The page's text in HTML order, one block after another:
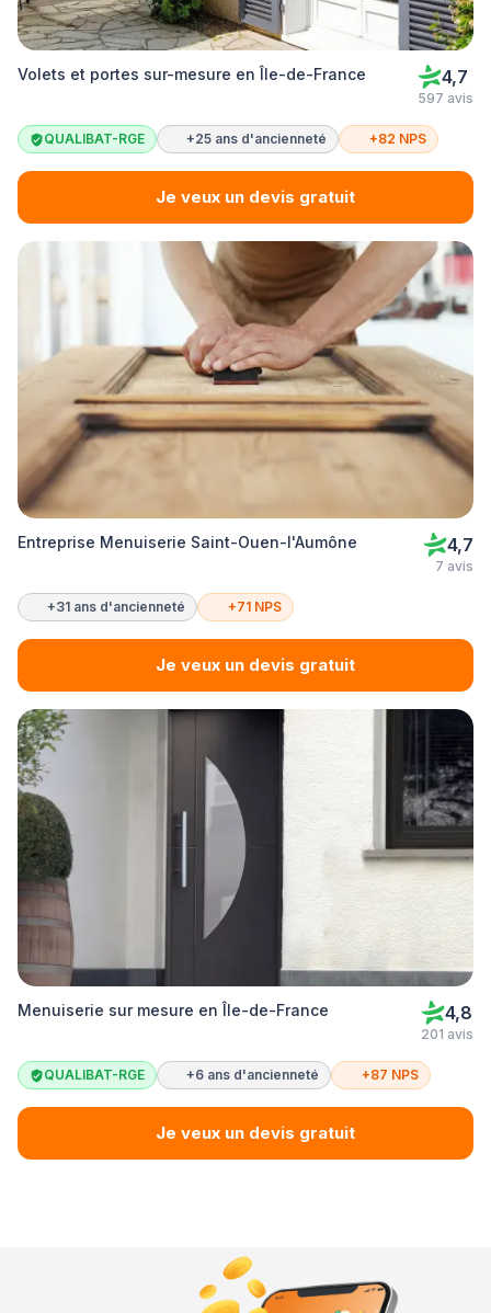
Volets et portes sur-mesure en Île-de-France 4,7
597 avis
QUALIBAT-RGE +25 ans d'ancienneté +82 NPS
Je veux un devis gratuit
Entreprise Menuiserie Saint-Ouen-l'Aumône 4,7
7 avis
+31 ans d'ancienneté +71 NPS
Je veux un devis gratuit
Menuiserie sur mesure en Île-de-France 4,8
201 avis
QUALIBAT-RGE +6 ans d'ancienneté +87 NPS
Je veux un devis gratuit